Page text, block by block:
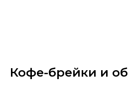
Кофе-брейки и